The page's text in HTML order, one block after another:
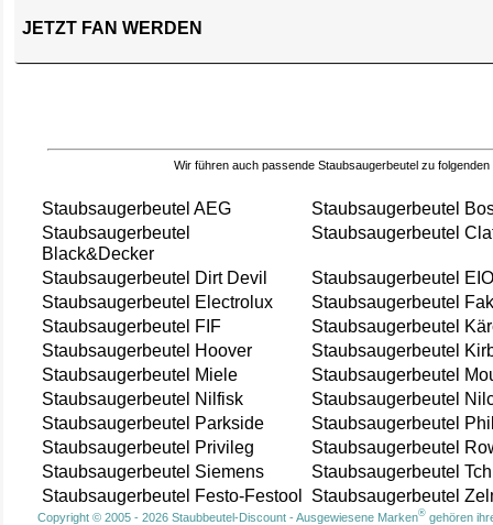
JETZT FAN WERDEN
Wir führen auch passende Staubsaugerbeutel zu folgenden
Staubsaugerbeutel AEG
Staubsaugerbeutel
Staubsaugerbeutel
Black&Decker
Staubsaugerbeutel
Staubsaugerbeutel Dirt Devil
Staubsaugerbeutel
Staubsaugerbeutel Electrolux
Staubsaugerbeutel
Staubsaugerbeutel FIF
Staubsaugerbeutel
Staubsaugerbeutel Hoover
Staubsaugerbeutel
Staubsaugerbeutel Miele
Staubsaugerbeutel
Staubsaugerbeutel Nilfisk
Staubsaugerbeutel
Staubsaugerbeutel Parkside
Staubsaugerbeutel
Staubsaugerbeutel Privileg
Staubsaugerbeutel
Staubsaugerbeutel Siemens
Staubsaugerbeutel
Staubsaugerbeutel Festo-Festool
Staubsaugerbeutel
Copyright © 2005 - 2026 Staubbeutel-Discount - Ausgewiesene Marken®gehören